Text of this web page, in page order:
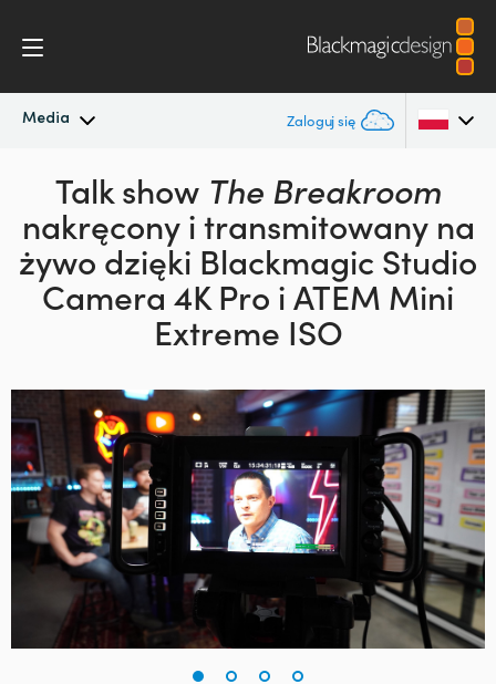
Media Zaloguj się
Najnowsze wiadomości
Archiwum wiadomości
Zdjęcia prasowe
Argentina
Australia
Austria
China
Denmark
Finland
France
Germany
Talk show The Breakroom
nakręcony i transmitowany na
żywodzięki Blackmagic Studio
Camera 4K Pro i ATEM Mini
Extreme ISO